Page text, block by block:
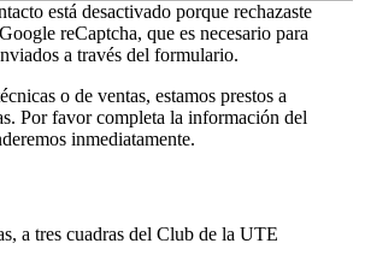
está desactivado porque rechazaste
reCaptcha, que es necesario para
a través del formulario.
o de ventas, estamos prestos a
Por favor completa la información del
inmediatamente.
a tres cuadras del Club de la UTE